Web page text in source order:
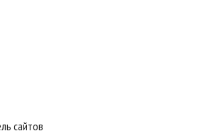
сайтов